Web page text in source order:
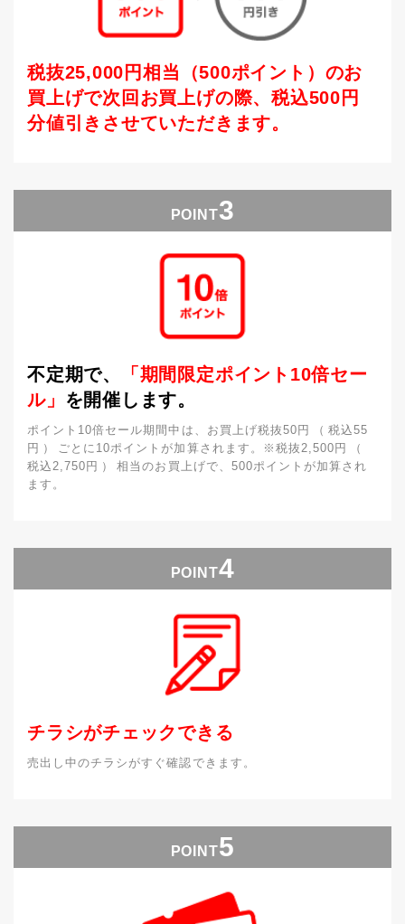
税抜25,000円相当（500ポイント）のお
買上げで次回お買上げの際、税込500円
分値引きさせていただきます。
POINT3
不定期で、 「期間限定ポイント10倍セー
ル」
を開催します。
ポイント10倍セール期間中は、お買上げ税抜50円
税込55
円
ごとに10ポイントが加算されます。※税抜2,500円
税込2,750円
相当のお買上げで、500ポイントが加算され
ます。
POINT4
チラシがチェックできる
売出し中のチラシがすぐ確認できます。
POINT5